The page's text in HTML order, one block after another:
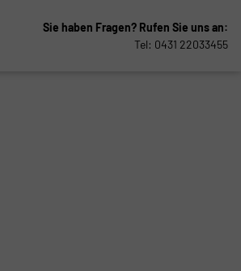
Sie haben Fragen? Rufen Sie uns an:
Tel: 0431 22033455